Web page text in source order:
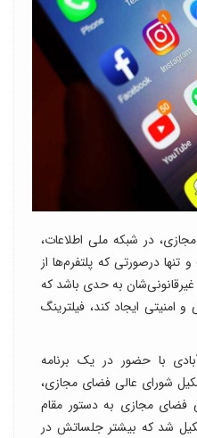
در شبکه ملی اطلاعات،
درصورتی که پلتفرم‌ها از
غیرقانونی‌شان به حدی باشد که
امنیتی ایجاد کند، فیلترینگ
با حضور در یک برنامه
شورای عالی فضای مجازی،
فضای مجازی به دستور مقام
در اسفند ۱۳۹۰ تشکیل شد که بیشتر جلساتش در